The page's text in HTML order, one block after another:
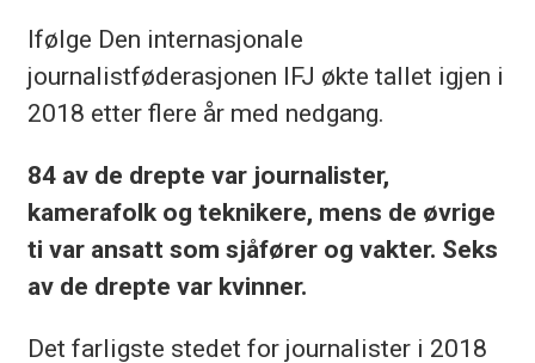
Ifølge Den internasjonale
journalistføderasjonen IFJ økte tallet igjen i
2018 etter flere år med nedgang.
84 av de drepte var journalister,
kamerafolk og teknikere, mens de øvrige
ti var ansatt som sjåfører og vakter. Seks
av de drepte var kvinner.
Det farligste stedet for journalister i 2018